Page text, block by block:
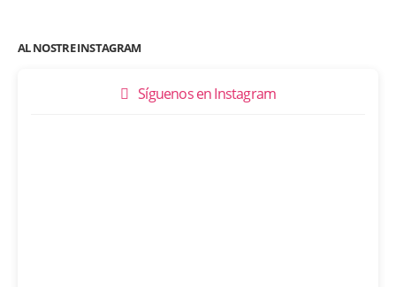
AL NOSTRE INSTAGRAM
Síguenos en Instagram